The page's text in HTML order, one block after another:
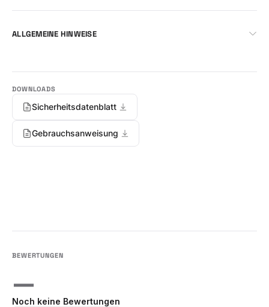
ALLGEMEINE HINWEISE
Sicherheitsdatenblatt
Gebrauchsanweisung
—
Noch keine Bewertungen